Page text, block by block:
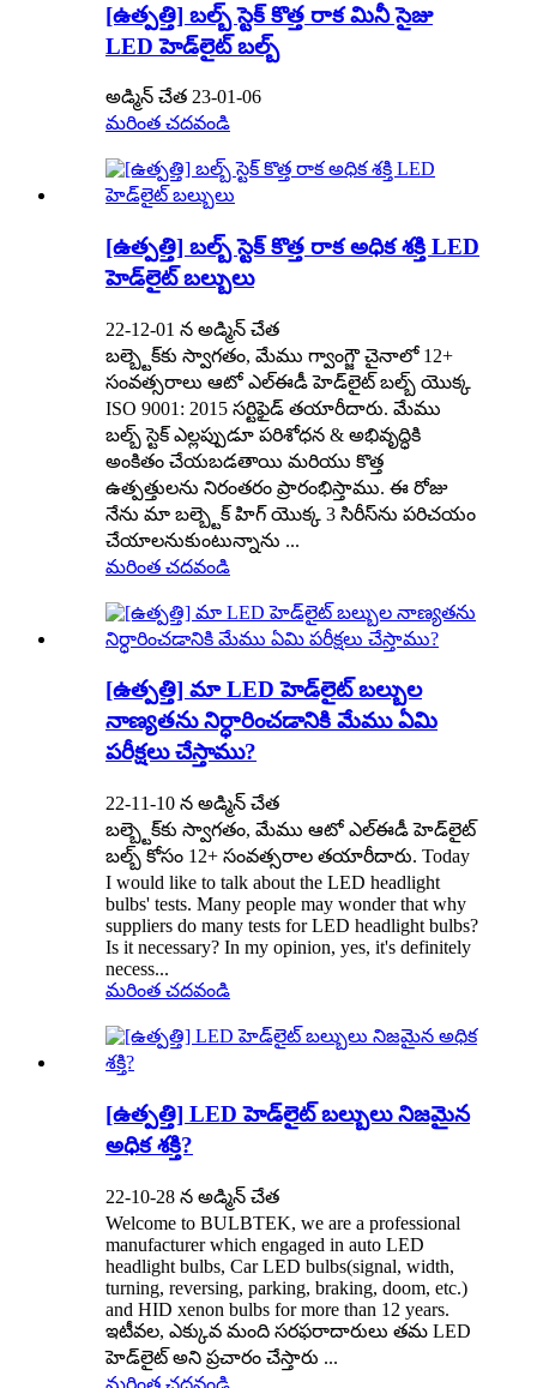
[ఉత్పత్తి] బల్బ్ స్టెక్ కొత్త రాక మినీ సైజు
LED హెడ్‌లైట్ బల్బ్
అడ్మిన్ చేత 23-01-06
మరింత చదవండి
[ఉత్పత్తి] బల్బ్ స్టెక్ కొత్త రాక అధిక శక్తి LED
హెడ్‌లైట్ బల్బులు
22-12-01 న అడ్మిన్ చేత
బల్బ్టెక్‌కు స్వాగతం, మేము గ్వాంగ్జౌ చైనాలో 12+
సంవత్సరాలు ఆటో ఎల్‌ఈడీ హెడ్‌లైట్ బల్బ్ యొక్క
ISO 9001: 2015 సర్టిఫైడ్ తయారీదారు. మేము
బల్బ్ స్టెక్ ఎల్లప్పుడూ పరిశోధన & అభివృద్ధికి
అంకితం చేయబడతాయి మరియు కొత్త
ఉత్పత్తులను నిరంతరం ప్రారంభిస్తాము. ఈ రోజు
నేను మా బల్బ్టెక్ హిగ్ యొక్క 3 సిరీస్‌ను పరిచయం
చేయాలనుకుంటున్నాను ...
మరింత చదవండి
[ఉత్పత్తి] మా LED హెడ్‌లైట్ బల్బుల
నాణ్యతను నిర్ధారించడానికి మేము ఏమి
పరీక్షలు చేస్తాము?
22-11-10 న అడ్మిన్ చేత
బల్బ్టెక్‌కు స్వాగతం, మేము ఆటో ఎల్‌ఈడీ హెడ్‌లైట్
బల్బ్ కోసం 12+ సంవత్సరాల తయారీదారు. Today
I would like to talk about the LED headlight
bulbs' tests. Many people may wonder that why
suppliers do many tests for LED headlight bulbs?
Is it necessary? In my opinion, yes, it's definitely
necess...
మరింత చదవండి
[ఉత్పత్తి] LED హెడ్‌లైట్ బల్బులు నిజమైన
అధిక శక్తి?
22-10-28 న అడ్మిన్ చేత
Welcome to BULBTEK, we are a professional
manufacturer which engaged in auto LED
headlight bulbs, Car LED bulbs(signal, width,
turning, reversing, parking, braking, doom, etc.)
and HID xenon bulbs for more than 12 years.
ఇటీవల, ఎక్కువ మంది సరఫరాదారులు తమ LED
హెడ్‌లైట్ అని ప్రచారం చేస్తారు ...
మరింత చదవండి